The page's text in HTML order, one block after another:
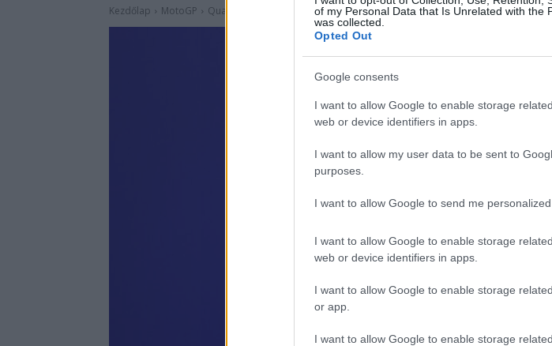
of my Personal Data that Is Unrelated with the
was collected.
Opted Out
Google consents
I want to allow Google to enable storage
web or device identifiers in apps.
I want to allow my user data to be sent to
purposes.
I want to allow Google to send me personalized
I want to allow Google to enable storage
web or device identifiers in apps.
I want to allow Google to enable storage
or app.
I want to allow Google to enable storage